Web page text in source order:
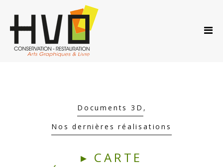
A PROPOS…
PRESTATIONS
BLOG
Documents 3D ,
Nos dernières réalisations
▸ CARTE